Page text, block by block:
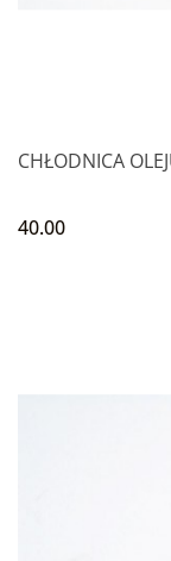
CHŁODNICA
40.00